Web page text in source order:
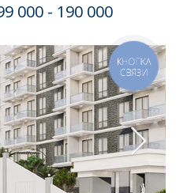
000 - 190 000
КНОПКА
СВЯЗИ